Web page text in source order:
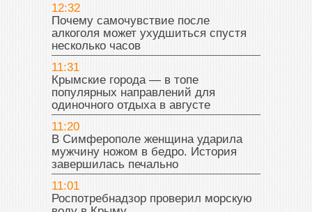
12:32
Почему самочувствие после
алкоголя может ухудшиться спустя
несколько часов
11:31
Крымские города — в топе
популярных направлений для
одиночного отдыха в августе
11:20
В Симферополе женщина ударила
мужчину ножом в бедро. История
завершилась печально
11:01
Роспотребнадзор проверил морскую